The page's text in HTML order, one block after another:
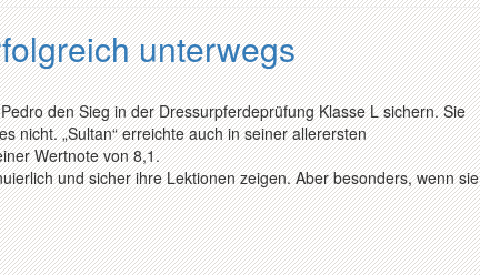
unterwegs
den Sieg in der Dressurpferdeprüfung Klasse L sichern. Sie
nicht. „Sultan“ erreichte auch in seiner allerersten
Wertnote von 8,1.
und sicher ihre Lektionen zeigen. Aber besonders, wenn sie